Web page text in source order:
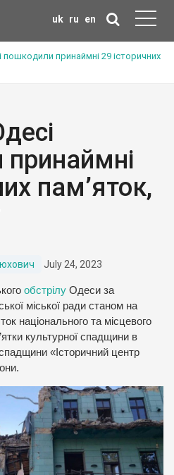
uk ru en
пошкодили принаймні 29 історичних
пам’яток,
July 24, 2023
обстрілу Одеси за
міської ради станом на
національного та місцевого
культурної спадщини в
«Історичний центр